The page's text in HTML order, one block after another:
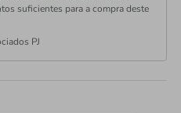
suficientes para a compra deste
PJ